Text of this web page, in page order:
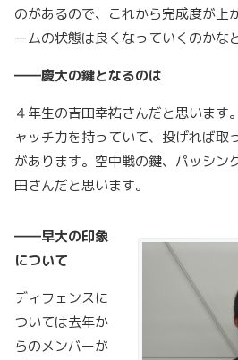
のがあるので、これから完成度が上
ームの状態は良くなっていくのかな
――慶大の鍵となるのは
４年生の吉田幸祐さんだと思います
ャッチ力を持っていて、投げれば取
があります。空中戦の鍵、パッシン
田さんだと思います。
――早大の印象
について
ディフェンスに
ついては去年か
らのメンバーが